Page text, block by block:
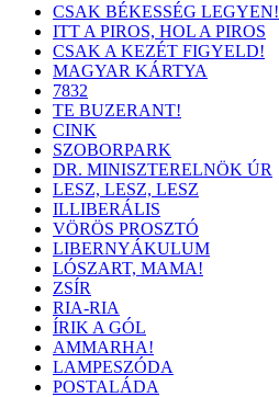
CSAK BÉKESSÉG LEGYEN!
ITT A PIROS, HOL A PIROS
CSAK A KEZÉT FIGYELD!
MAGYAR KÁRTYA
7832
TE BUZERANT!
CINK
SZOBORPARK
DR. MINISZTERELNÖK ÚR
LESZ, LESZ, LESZ
ILLIBERÁLIS
VÖRÖS PROSZTÓ
LIBERNYÁKULUM
LÓSZART, MAMA!
ZSÍR
RIA-RIA
ÍRIK A GÓL
AMMARHA!
LAMPESZÓDA
POSTALÁDA